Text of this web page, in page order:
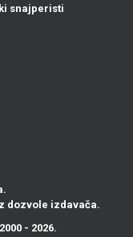
snajperisti
dozvole izdavača.
2000 - 2026.